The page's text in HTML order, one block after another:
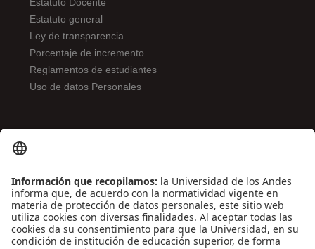
Estatuto general
Ley de transparencia
Porcentaje de incremento
Reglamentos de estudiantes
Uso de datos Personales
Contáctenos
Biblioguías
Preguntas frecuentes
Capacitación
Directrices